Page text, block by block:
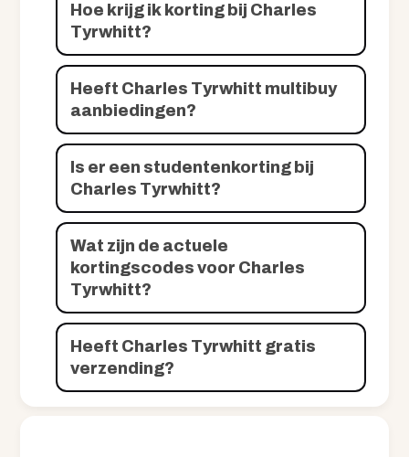
Hoe krijg ik korting bij Charles
Tyrwhitt?
Heeft Charles Tyrwhitt multibuy
aanbiedingen?
Is er een studentenkorting bij
Charles Tyrwhitt?
Wat zijn de actuele
kortingscodes voor Charles
Tyrwhitt?
Heeft Charles Tyrwhitt gratis
verzending?